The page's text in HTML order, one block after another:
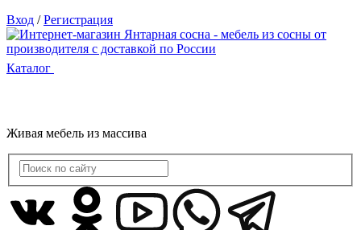
Вход / Регистрация
Каталог
Живая мебель из массива